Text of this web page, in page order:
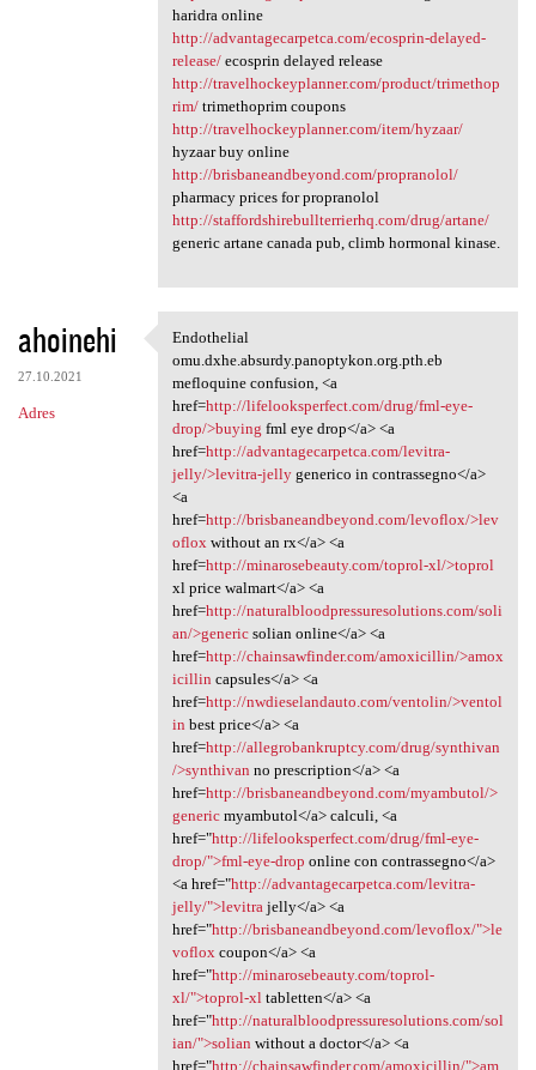
haridra online
http://advantagecarpetca.com/ecosprin-delayed-
release/ecosprin delayed release
http://travelhockeyplanner.com/product/trimethop
rim/trimethoprim coupons
http://travelhockeyplanner.com/item/hyzaar/
hyzaar buy online
http://brisbaneandbeyond.com/propranolol/
pharmacy prices for propranolol
http://staffordshirebullterrierhq.com/drug/artane/
generic artane canada pub, climb hormonal kinase.
ahoinehi
27.10.2021
Adres
Endothelial omu.dxhe.absurdy
Endothelial
omu.dxhe.absurdy.panoptykon.org.pth.eb
mefloquine confusion, <a
href=http://lifelooksperfect.com/drug/fml-eye-
drop/>buying fml eye drop</a> <a
href=http://advantagecarpetca.com/levitra-
jelly/>levitra-jellygenerico in contrassegno</a>
<a
href=http://brisbaneandbeyond.com/levoflox/>lev
oflox without an rx</a> <a
href=http://minarosebeauty.com/toprol-xl/>toprol
xl price walmart</a> <a
href=http://naturalbloodpressuresolutions.com/soli
an/>genericsolian online</a> <a
href=http://chainsawfinder.com/amoxicillin/>amox
icillin capsules</a> <a
href=http://nwdieselandauto.com/ventolin/>ventol
in best price</a> <a
href=http://allegrobankruptcy.com/drug/synthivan
/>synthivan no prescription</a> <a
href=http://brisbaneandbeyond.com/myambutol/>
genericmyambutol</a> calculi, <a
href="http://lifelooksperfect.com/drug/fml-eye-
drop/">fml-eye-drop online con contrassegno</a>
<a href="http://advantagecarpetca.com/levitra-
jelly/">levitra jelly</a> <a
href="http://brisbaneandbeyond.com/levoflox/">le
voflox coupon</a> <a
href="http://minarosebeauty.com/toprol-
xl/">toprol-xl tabletten</a> <a
href="http://naturalbloodpressuresolutions.com/sol
ian/">solian without a doctor</a> <a
href="http://chainsawfinder.com/amoxicillin/">am